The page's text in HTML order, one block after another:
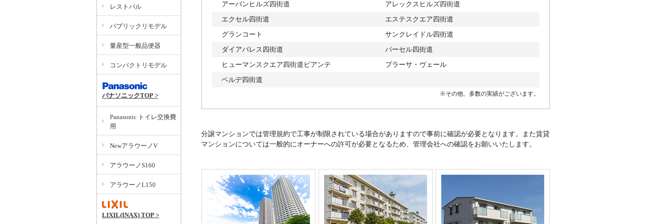
アーバンヒルズ四街道 アレックスヒルズ四街道
エクセル四街道 エステスクエア四街道
グランコート サンクレイドル四街道
ダイアパレス四街道 パーセル四街道
ヒューマンスクエア四街道ピアンテ プラーサ・ヴェール
ベルデ四街道
※その他、多数の実績がございます。
分譲マンションでは管理規約で工事が制限されている場合がありますので事前に確認が必要となります。また賃貸
マンションについては一般的にオーナーへの許可が必要となるため、管理会社への確認をお願いいたします。
レストパル
パブリックリモデル
量産型一般品便器
コンパクトリモデル
パナソニックTOP >
Panasonic トイレ交換費
用
NewアラウーノV
アラウーノS160
アラウーノL150
LIXIL(INAX) TOP >